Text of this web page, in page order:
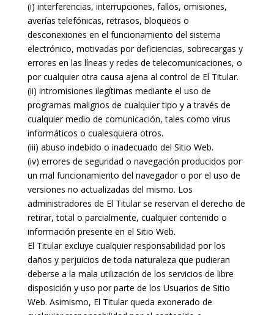
(i) interferencias, interrupciones, fallos, omisiones,
averías telefónicas, retrasos, bloqueos o
desconexiones en el funcionamiento del sistema
electrónico, motivadas por deficiencias, sobrecargas y
errores en las líneas y redes de telecomunicaciones, o
por cualquier otra causa ajena al control de El Titular.
(ii) intromisiones ilegítimas mediante el uso de
programas malignos de cualquier tipo y a través de
cualquier medio de comunicación, tales como virus
informáticos o cualesquiera otros.
(iii) abuso indebido o inadecuado del Sitio Web.
(iv) errores de seguridad o navegación producidos por
un mal funcionamiento del navegador o por el uso de
versiones no actualizadas del mismo. Los
administradores de El Titular se reservan el derecho de
retirar, total o parcialmente, cualquier contenido o
información presente en el Sitio Web.
El Titular excluye cualquier responsabilidad por los
daños y perjuicios de toda naturaleza que pudieran
deberse a la mala utilización de los servicios de libre
disposición y uso por parte de los Usuarios de Sitio
Web. Asimismo, El Titular queda exonerado de